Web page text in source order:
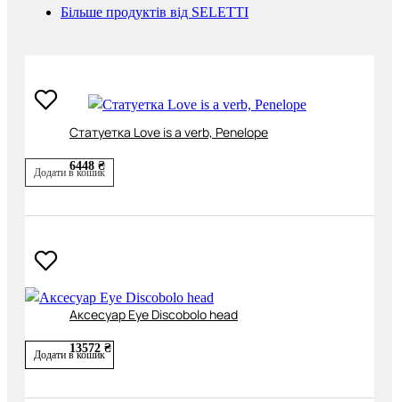
Більше продуктів від SELETTI
Cтатуетка Love is a verb, Penelope
6448 ₴
Додати в кошик
Аксесуар Eye Discobolo head
13572 ₴
Додати в кошик